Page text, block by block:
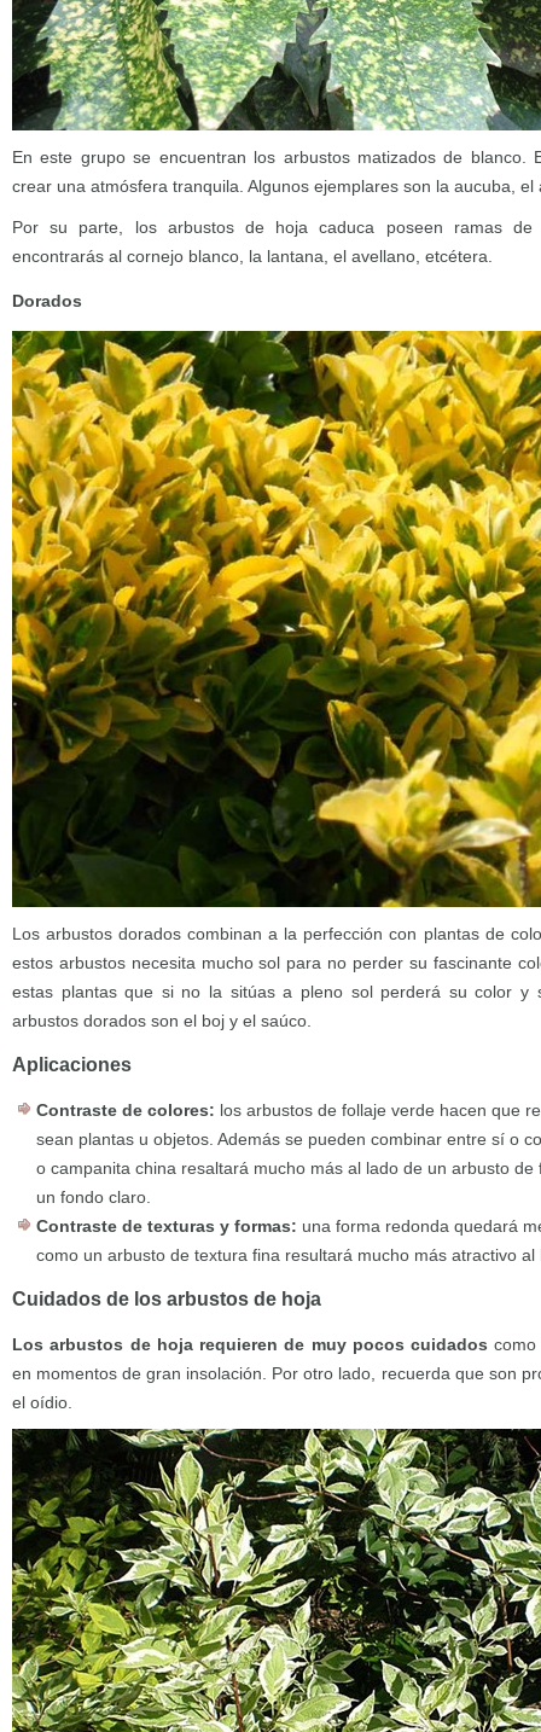
En este grupo se encuentran los arbustos matizados de blanco.
crear una atmósfera tranquila. Algunos ejemplares son la aucuba, el
Por su parte, los arbustos de hoja caduca poseen ramas
encontrarás al cornejo blanco, la lantana, el avellano, etcétera.
Dorados
Los arbustos dorados combinan a la perfección con plantas de
estos arbustos necesita mucho sol para no perder su fascinante
estas plantas que si no la sitúas a pleno sol perderá su color y
arbustos dorados son el boj y el saúco.
Aplicaciones
Contraste de colores: los arbustos de follaje verde hacen que
sean plantas u objetos. Además se pueden combinar entre sí o
o campanita china resaltará mucho más al lado de un arbusto
un fondo claro.
Contraste de texturas y formas: una forma redonda quedará
como un arbusto de textura fina resultará mucho más atractivo
Cuidados de los arbustos de hoja
Los arbustos de hoja requieren de muy pocos cuidados
en momentos de gran insolación. Por otro lado, recuerda que son
el oídio.